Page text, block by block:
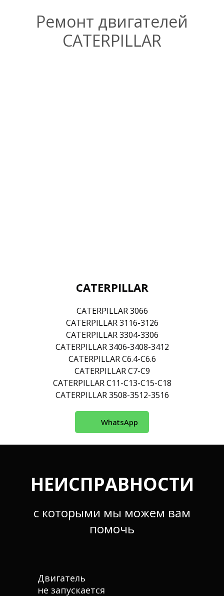
Ремонт двигателей
CATERPILLAR
CATERPILLAR
CATERPILLAR 3066
CATERPILLAR 3116-3126
CATERPILLAR 3304-3306
CATERPILLAR 3406-3408-3412
CATERPILLAR С6.4-С6.6
CATERPILLAR С7-С9
CATERPILLAR С11-С13-С15-С18
CATERPILLAR 3508-3512-3516
WhatsApp
НЕИСПРАВНОСТИ
с которыми мы можем вам
помочь
Двигатель
не запускается